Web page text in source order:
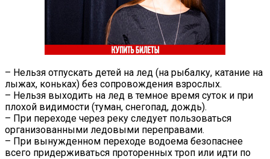
– Нельзя отпускать детей на лед (на рыбалку, катание на
лыжах, коньках) без сопровождения взрослых.
– Нельзя выходить на лед в темное время суток и при
плохой видимости (туман, снегопад, дождь).
– При переходе через реку следует пользоваться
организованными ледовыми переправами.
– При вынужденном переходе водоема безопаснее
всего придерживаться проторенных троп или идти по